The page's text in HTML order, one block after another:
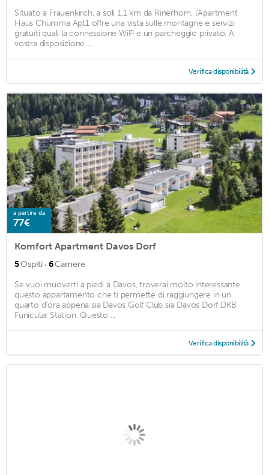
Situato a Frauenkirch, a soli 1,1 km da Rinerhorn, l'Apartment
Haus Chumma Apt1 offre una vista sulle montagne e servizi
gratuiti quali la connessione WiFi e un parcheggio privato. A
vostra disposizione ...
Verifica disponibilità
a partire da
77€
Komfort Apartment Davos Dorf
5Ospiti · 6Camere
Se vuoi muoverti a piedi a Davos, troverai molto interessante
questo appartamento che ti permette di raggiungere in un
quarto d'ora appena sia Davos Golf Club sia Davos Dorf DKB
Funicular Station. Questo ...
Verifica disponibilità